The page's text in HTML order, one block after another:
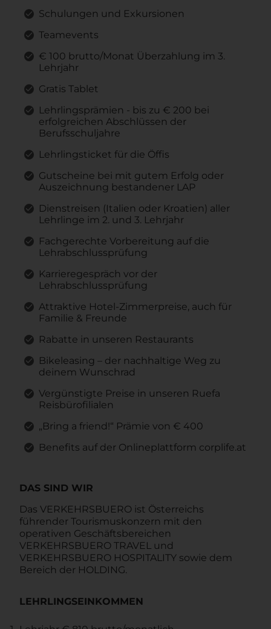
Schulungen und Exkursionen
Teamevents
€ 100 brutto/Monat Überzahlung im 3.
Lehrjahr
Gratis Tablet
Lehrlingsprämien - bis zu € 200 bei
erfolgreichen Abschlüssen der
Berufsschuljahre
Lehrlingsticket für die Öffis
Gutscheine bei mit gutem Erfolg oder
Auszeichnung bestandener LAP
Dienstreisen (Italien oder Kroatien) aller
Lehrlinge im 2. und 3. Lehrjahr
Fachgerechte Vorbereitung auf die
Lehrabschlussprüfung
Karrieregespräch vor der
Lehrabschlussprüfung
Attraktive Hotel-Zimmerpreise, auch für
Familie & Freunde
Rabatte in unseren Restaurants
Bikeleasing – der nachhaltige Weg zu
deinem Wunschrad
Vergünstigte Preise in unseren Ruefa
Reisbürofilialen
„Bring a friend!“ Prämie von € 400
Benefits auf der Onlineplattform corplife.at
DAS SIND WIR
Das VERKEHRSBUERO ist Österreichs
führender Tourismuskonzern mit den
operativen Geschäftsbereichen
VERKEHRSBUERO TRAVEL und
VERKEHRSBUERO HOSPITALITY sowie dem
Bereich der HOLDING.
LEHRLINGSEINKOMMEN